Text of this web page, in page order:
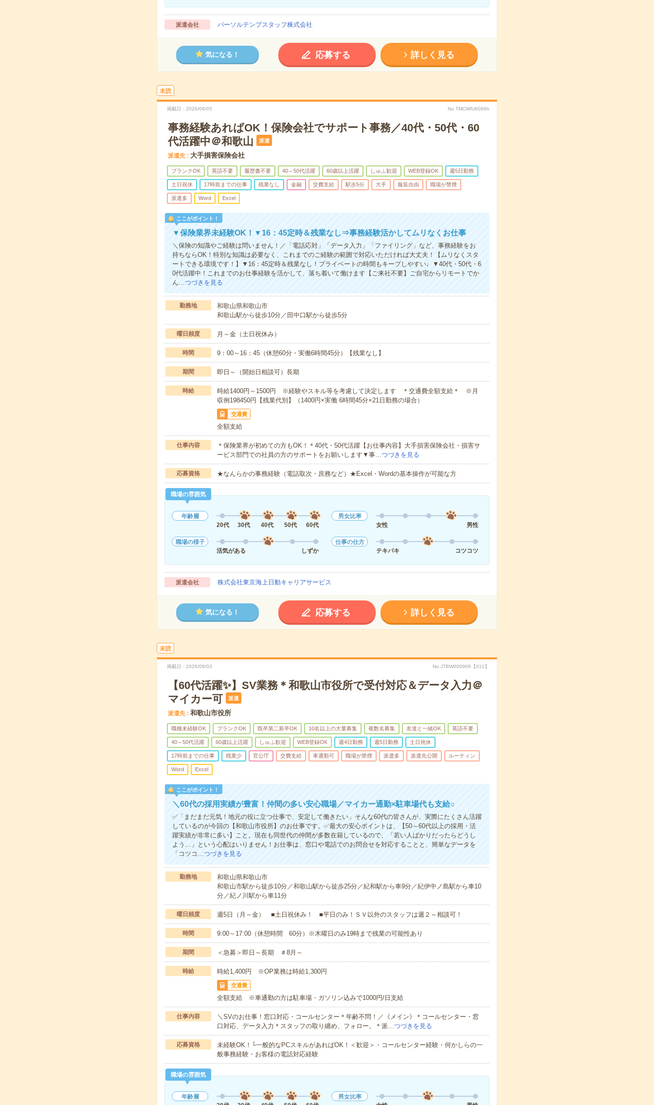
派遣会社 パーソルテンプスタッフ株式会社
気になる！ 応募する 詳しく見る
未読
掲載日 2026/08/05 No.TMCWfU6069h
事務経験あればOK！保険会社でサポート事務／40代・50代・60
代活躍中＠和歌山
派遣
派遣先 大手損害保険会社
ブランクOK 英語不要 履歴書不要 40～50代活躍 60歳以上活躍 しゅふ歓迎 WEB登録OK 週5日勤務
土日祝休 17時前までの仕事 残業なし 金融 交費支給 駅歩5分 大手 服装自由 職場が禁煙
派遣多 Word Excel
ここがポイント！
▼保険業界未経験OK！▼16：45定時＆残業なし⇒事務経験活かしてムリなくお仕事
＼保険の知識やご経験は問いません！／「電話応対」「データ入力」「ファイリング」など、事務経験をお
持ちならOK！特別な知識は必要なく、これまでのご経験の範囲で対応いただければ大丈夫！【ムリなくスタ
ートできる環境です！】▼16：45定時＆残業なし！プライベートの時間もキープしやすい♩▼40代・50代・6
0代活躍中！これまでのお仕事経験を活かして、落ち着いて働けます【ご来社不要】ご自宅からリモートでか
ん…つづきを見る
勤務地
和歌山県和歌山市
和歌山駅から徒歩10分／田中口駅から徒歩5分
曜日頻度 月～金（土日祝休み）
時間 9：00～16：45（休憩60分・実働6時間45分）【残業なし】
期間 即日～（開始日相談可）長期
時給
時給1400円～1500円 ※経験やスキル等を考慮して決定します ＊交通費全額支給＊ ※月
収例198450円【残業代別】（1400円×実働 6時間45分×21日勤務の場合）
交通費
全額支給
仕事内容
＊保険業界が初めての方もOK！＊40代・50代活躍【お仕事内容】大手損害保険会社・損害サ
ービス部門での社員の方のサポートをお願いします▼事…つづきを見る
応募資格 ★なんらかの事務経験（電話取次・庶務など）★Excel・Wordの基本操作が可能な方
職場の雰囲気
年齢層
20代
30代 40代 50代 60代
男女比率
女性
男性
職場の様子
活気がある
しずか
仕事の仕方
テキパキ
コツコツ
派遣会社 株式会社東京海上日動キャリアサービス
気になる！ 応募する 詳しく見る
未読
掲載日 2026/08/03 No.JTBW000906【011】
【60代活躍✨】SV業務＊和歌山市役所で受付対応＆データ入力＠
マイカー可
派遣
派遣先 和歌山市役所
職種未経験OK ブランクOK 既卒第二新卒OK 10名以上の大量募集 複数名募集 友達と一緒OK 英語不要
40～50代活躍 60歳以上活躍 しゅふ歓迎 WEB登録OK 週4日勤務 週5日勤務 土日祝休
17時前までの仕事 残業少 官公庁 交費支給 車通勤可 職場が禁煙 派遣多 派遣先公開 ルーティン
Word Excel
ここがポイント！
＼60代の採用実績が豊富！仲間の多い安心職場／マイカー通勤×駐車場代も支給○
✅「まだまだ元気！地元の役に立つ仕事で、安定して働きたい」そんな60代の皆さんが、実際にたくさん活躍
しているのが今回の【和歌山市役所】のお仕事です。✅最大の安心ポイントは、【50～60代以上の採用・活
躍実績が非常に多い】こと。現在も同世代の仲間が多数在籍しているので、「若い人ばかりだったらどうし
よう…」という心配はいりません！お仕事は、窓口や電話でのお問合せを対応することと、簡単なデータを
「コツコ…つづきを見る
勤務地
和歌山県和歌山市
和歌山市駅から徒歩10分／和歌山駅から徒歩25分／紀和駅から車9分／紀伊中ノ島駅から車10
分／紀ノ川駅から車11分
曜日頻度 週5日（月～金） ■土日祝休み！ ■平日のみ！ＳＶ以外のスタッフは週２～相談可！
時間 9:00～17:00（休憩時間 60分）※木曜日のみ19時まで残業の可能性あり
期間 ＜急募＞即日～長期 ＃8月～
時給 時給1,400円 ※OP業務は時給1,300円
交通費
全額支給 ※車通勤の方は駐車場・ガソリン込みで1000円/日支給
仕事内容
＼SVのお仕事！窓口対応・コールセンター＊年齢不問！／《メイン》＊コールセンター・窓
口対応、データ入力＊スタッフの取り纏め、フォロー。＊派…つづきを見る
応募資格
未経験OK！└一般的なPCスキルがあればOK！＜歓迎＞・コールセンター経験・何かしらの一
般事務経験・お客様の電話対応経験
職場の雰囲気
年齢層
男女比率